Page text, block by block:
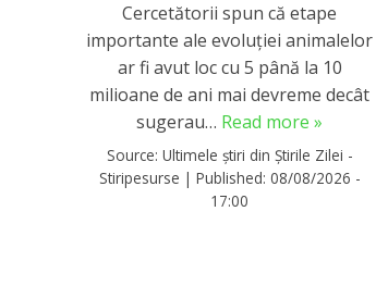
Cercetătorii spun că etape
importante ale evoluției animalelor
ar fi avut loc cu 5 până la 10
milioane de ani mai devreme decât
sugerau… Read more »
Source: Ultimele știri din Știrile Zilei -
Stiripesurse | Published: 08/08/2026 -
17:00